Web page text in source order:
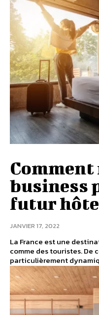
business
futur
JANVIER 17, 2022
La France est une
comme des touristes. De
particulièrement